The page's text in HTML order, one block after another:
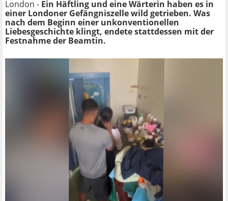
London - Ein Häftling und eine Wärterin haben es in
einer Londoner Gefängniszelle wild getrieben. Was
nach dem Beginn einer unkonventionellen
Liebesgeschichte klingt, endete stattdessen mit der
Festnahme der Beamtin.